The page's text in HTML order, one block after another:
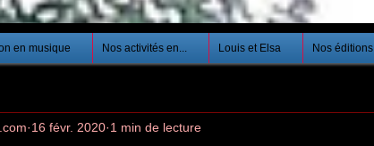
en musique Nos activités en... Louis et Elsa Nos éditions
16 févr. 2020 1 min de lecture